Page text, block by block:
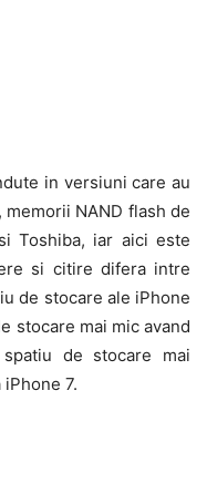
in versiuni care au
NAND flash de
Toshiba, iar aici este
si citire difera intre
de stocare ale iPhone
stocare mai mic avand
de stocare mai
7.